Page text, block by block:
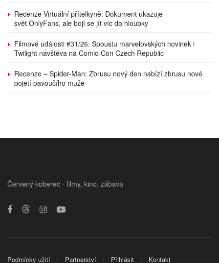
Recenze Virtuální přítelkyně: Dokument ukazuje
svět OnlyFans, ale bojí se jít víc do hloubky
Filmové události #31/26: Spoustu marvelovských novinek i
Twilight návštěva na Comic-Con Czech Republic
Recenze – Spider-Man: Zbrusu nový den nabízí zbrusu nové
pojetí pavoučího muže
Červený koberec - filmy, kino, zábava
Podmínky užití Partnerství Přihlásit Kontakt